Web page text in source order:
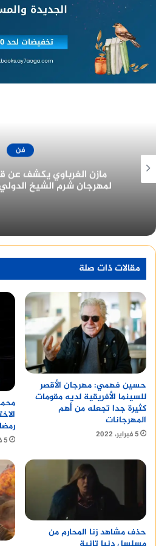
تقديم لجان التحكيم الخاصة
والتقاط الصور التذكارية،
الافتتاح “The Fabelmans”، من إخراج ستيفن سبيلبرج.
يُشار إلى أن
فن
جزيرة غمام يحتل نصيب
القاهرة للدراما في دورته
مقالات ذات صلة
حسين فهمي: مهرجان الأقصر
للسينما الأفريقية لديه مقومات
كثيرة جدا تجعله من أهم
المهرجانات
5 فبراير، 2022
رمضان
5 فبراير، 2022
حذف مشاهد زنا المحارم من